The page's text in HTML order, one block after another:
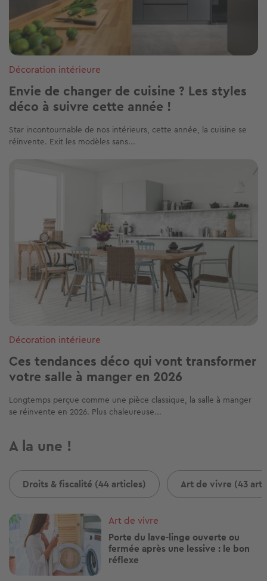
Décoration intérieure
Envie de changer de cuisine ? Les styles
déco à suivre cette année !
Star incontournable de nos intérieurs, cette année, la cuisine se
réinvente. Exit les modèles sans...
Décoration intérieure
Ces tendances déco qui vont transformer
votre salle à manger en 2026
Longtemps perçue comme une pièce classique, la salle à manger
se réinvente en 2026. Plus chaleureuse...
A la une !
Droits & fiscalité (44 articles) Art de vivre (43
Image
Art de vivre
Porte du lave-linge ouverte ou
fermée après une lessive : le bon
réflexe